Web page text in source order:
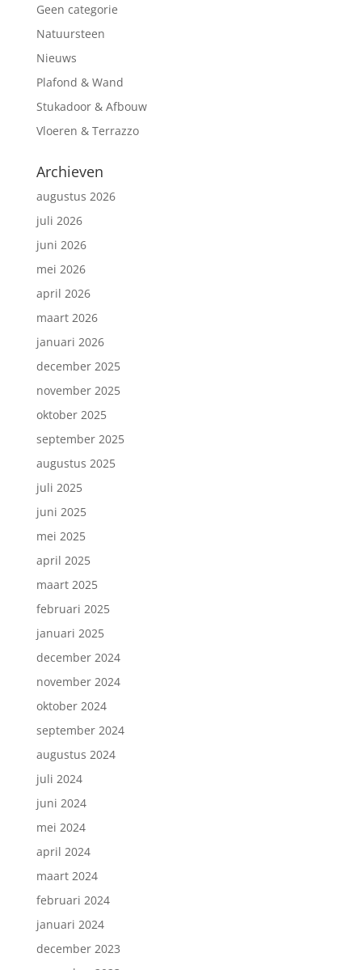
Geen categorie
Natuursteen
Nieuws
Plafond & Wand
Stukadoor & Afbouw
Vloeren & Terrazzo
Archieven
augustus 2026
juli 2026
juni 2026
mei 2026
april 2026
maart 2026
januari 2026
december 2025
november 2025
oktober 2025
september 2025
augustus 2025
juli 2025
juni 2025
mei 2025
april 2025
maart 2025
februari 2025
januari 2025
december 2024
november 2024
oktober 2024
september 2024
augustus 2024
juli 2024
juni 2024
mei 2024
april 2024
maart 2024
februari 2024
januari 2024
december 2023